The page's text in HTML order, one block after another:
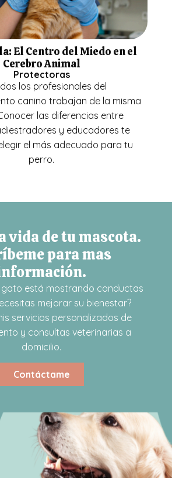
El Centro del Miedo en el
Cerebro Animal
Protectoras
los profesionales del
canino trabajan de la misma
las diferencias entre
y educadores te
el más adecuado para tu
perro.
vida de tu mascota.
para mas
gato está mostrando conductas
mejorar su bienestar?
servicios personalizados de
y consultas veterinarias a
domicilio.
Contáctame